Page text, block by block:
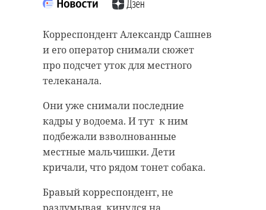
Корреспондент Александр Сашнев
и его оператор снимали сюжет
про подсчет уток для местного
телеканала.
Они уже снимали последние
кадры у водоема. И тут к ним
подбежали взволнованные
местные мальчишки. Дети
кричали, что рядом тонет собака.
Бравый корреспондент, не
раздумывая, кинулся на